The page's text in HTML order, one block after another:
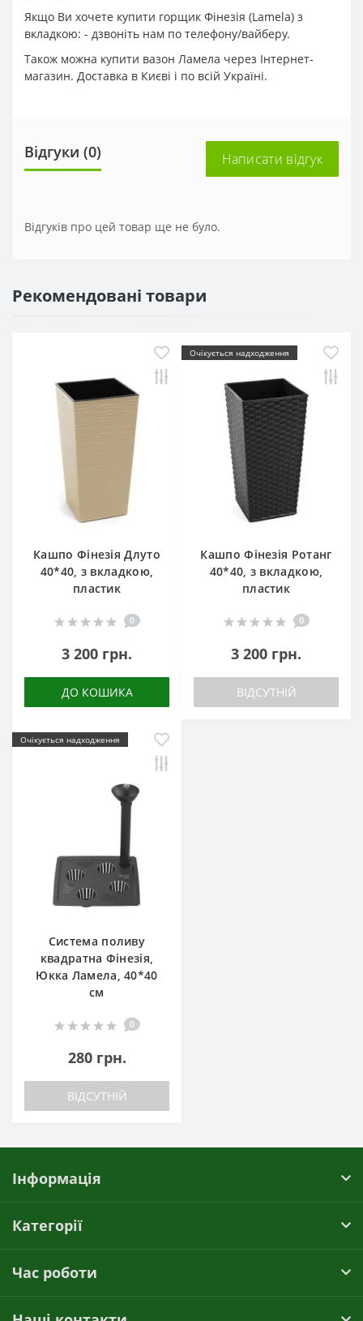
Якщо Ви хочете купити горщик Фінезія (Lamela) з
вкладкою: - дзвоніть нам по телефону/вайберу.
Також можна купити вазон Ламела через Інтернет-
магазин. Доставка в Києві і по всій Україні.
Відгуки (0) Написати відгук
Відгуків про цей товар ще не було.
Рекомендовані товари
Кашпо Фінезія Длуто
40*40, з вкладкою,
пластик
0
3 200 грн.
ДО КОШИКА
Очікується надходження
Кашпо Фінезія Ротанг
40*40, з вкладкою,
пластик
0
3 200 грн.
ВІДСУТНІЙ
Очікується надходження
Система поливу
квадратна Фінезія,
Юкка Ламела, 40*40
см
0
280 грн.
ВІДСУТНІЙ
Інформація
Категорії
Час роботи